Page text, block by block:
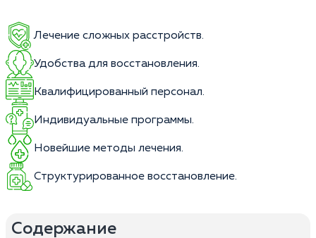
Лечение сложных расстройств.
Удобства для восстановления.
Квалифицированный персонал.
Индивидуальные программы.
Новейшие методы лечения.
Структурированное восстановление.
Содержание